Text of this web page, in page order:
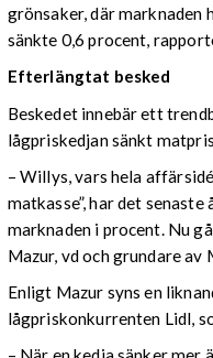
grönsaker, där marknaden
sänkte 0,6 procent,
Efterlängtat besked
Beskedet innebär ett
lågpriskedjan sänkt
– Willys, vars hela
matkasse”, har det
marknaden i procent. Nu
Mazur, vd och grundare av
Enligt Mazur syns en
lågpriskonkurrenten Lidl,